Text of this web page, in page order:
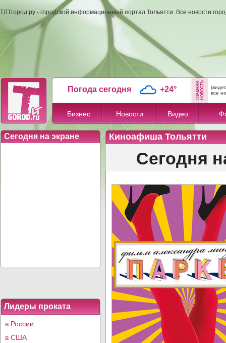
ТЛТгород.ру - городской информационный портал Тольятти. Все новости
Погода сегодня +24°
все
Бизнес Новости Видео
Сегодня на экране
Лидеры проката
в России
в США
Киноафиша Тольятти
Сегодня